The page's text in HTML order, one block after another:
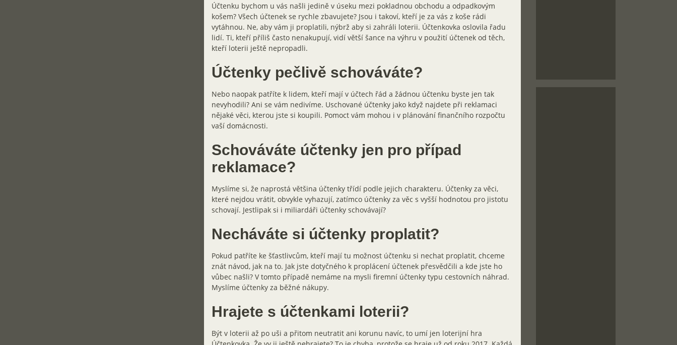
Účtenku bychom u vás našli jedině v úseku mezi pokladnou obchodu a odpadkovým
košem? Všech účtenek se rychle zbavujete? Jsou i takoví, kteří je za vás z koše rádi
vytáhnou. Ne, aby vám ji proplatili, nýbrž aby si zahráli loterii. Účtenkovka oslovila řadu
lidí. Ti, kteří příliš často nenakupují, vidí větší šance na výhru v použití účtenek od těch,
kteří loterii ještě nepropadli.
Účtenky pečlivě schováváte?
Nebo naopak patříte k lidem, kteří mají v účtech řád a žádnou účtenku byste jen tak
nevyhodili? Ani se vám nedivíme. Uschované účtenky jako když najdete při reklamaci
nějaké věci, kterou jste si koupili. Pomoct vám mohou i v plánování finančního rozpočtu
vaší domácnosti.
Schováváte účtenky jen pro případ
reklamace?
Myslíme si, že naprostá většina účtenky třídí podle jejich charakteru. Účtenky za věci,
které nejdou vrátit, obvykle vyhazují, zatímco účtenky za věc s vyšší hodnotou pro jistotu
schovají. Jestlipak si i miliardáři účtenky schovávají?
Necháváte si účtenky proplatit?
Pokud patříte ke šťastlivcům, kteří mají tu možnost účtenku si nechat proplatit, chceme
znát návod, jak na to. Jak jste dotyčného k proplácení účtenek přesvědčili a kde jste ho
vůbec našli? V tomto případě nemáme na mysli firemní účtenky typu cestovních náhrad.
Myslíme účtenky za běžné nákupy.
Hrajete s účtenkami loterii?
Být v loterii až po uši a přitom neutratit ani korunu navíc, to umí jen loterijní hra